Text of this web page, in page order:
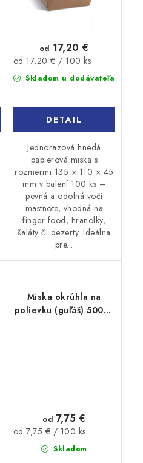
Skladom u dodávateľa
od 17,20 €
Jednotková
cena:
od 17,20 € / 100 ks
DETAIL
Jednorazová hnedá
papierová miska s
rozmermi 135 × 110 × 45
mm v balení 100 ks –
pevná a odolná voči
mastnote, vhodná na
finger food, hranolky,
šaláty či dezerty. Ideálna
pre...
Miska okrúhla na
polievku (guľáš) 500ml
Skladom
od 7,75 €
Jednotková
od 7,75 € / 100 ks